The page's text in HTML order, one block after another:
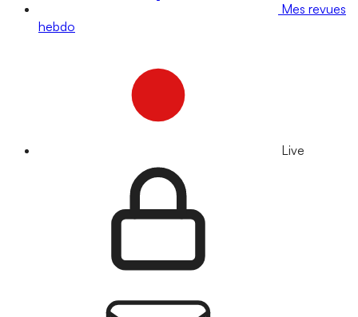
Mes revues
hebdo
Live